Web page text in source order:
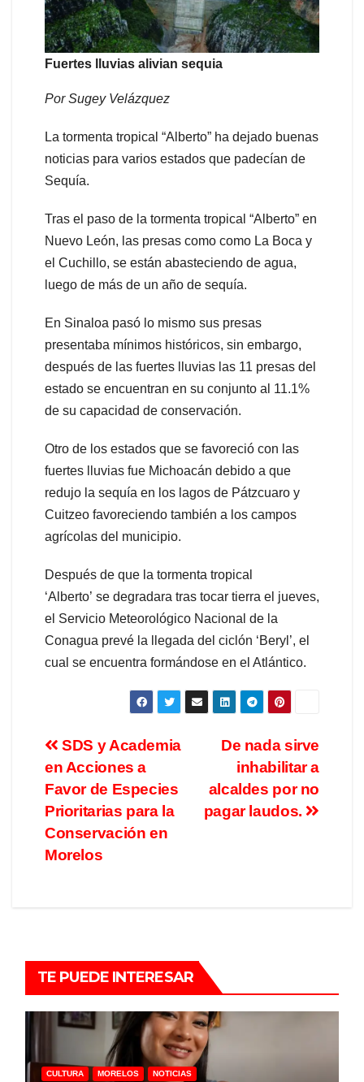
Fuertes lluvias alivian sequia
Por Sugey Velázquez
La tormenta tropical “Alberto” ha dejado buenas
noticias para varios estados que padecían de
Sequía.
Tras el paso de la tormenta tropical “Alberto” en
Nuevo León, las presas como como La Boca y
el Cuchillo, se están abasteciendo de agua,
luego de más de un año de sequía.
En Sinaloa pasó lo mismo sus presas
presentaba mínimos históricos, sin embargo,
después de las fuertes lluvias las 11 presas del
estado se encuentran en su conjunto al 11.1%
de su capacidad de conservación.
Otro de los estados que se favoreció con las
fuertes lluvias fue Michoacán debido a que
redujo la sequía en los lagos de Pátzcuaro y
Cuitzeo favoreciendo también a los campos
agrícolas del municipio.
Después de que la tormenta tropical
‘Alberto’ se degradara tras tocar tierra el jueves,
el Servicio Meteorológico Nacional de la
Conagua prevé la llegada del ciclón ‘Beryl’, el
cual se encuentra formándose en el Atlántico.
⁠De nada sirve
inhabilitar a
alcaldes por no
pagar laudos.
SDS y Academia
en Acciones a
Favor de Especies
Prioritarias para la
Conservación en
Morelos
TE PUEDE INTERESAR
CULTURA MORELOS NOTICIAS